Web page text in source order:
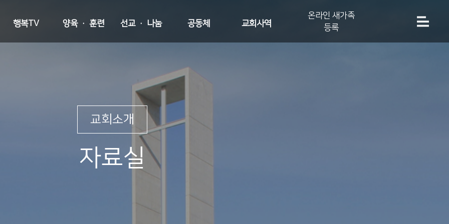
행복TV 양육 · 훈련 선교 · 나눔 공동체 교회사역
온라인 새가족
등록
교회소개
자료실